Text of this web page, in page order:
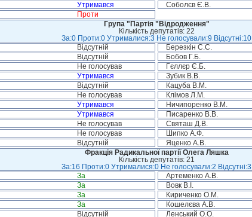
Утримався Соболєв Є.В.
Проти
Група "Партія "Відродження"
Кількість депутатів: 22
За:0 Проти:0 Утрималися:3 Не голосували:9 Відсутні:10
Відсутній Березкін С.С.
Відсутній Бобов Г.Б.
Не голосував Гєллєр Є.Б.
Утримався Зубик В.В.
Відсутній Кацуба В.М.
Не голосував Клімов Л.М.
Утримався Ничипоренко В.М.
Утримався Писаренко В.В.
Не голосував Святаш Д.В.
Не голосував Шипко А.Ф.
Відсутній Яценко А.В.
Фракція Радикальної партії Олега Ляшка
Кількість депутатів: 21
За:16 Проти:0 Утрималися:0 Не голосували:2 Відсутні:3
За Артеменко А.В.
За Вовк В.І.
За Кириченко О.М.
За Кошелєва А.В.
Відсутній Ленський О.О.